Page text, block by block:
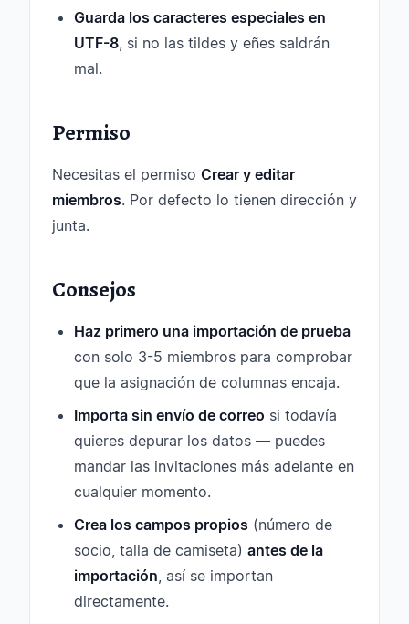
Guarda los caracteres especiales en
UTF-8, si no las tildes y eñes saldrán
mal.
Permiso
Necesitas el permiso Crear y editar
miembros. Por defecto lo tienen dirección y
junta.
Consejos
Haz primero una importación de prueba
con solo 3-5 miembros para comprobar
que la asignación de columnas encaja.
Importa sin envío de correo si todavía
quieres depurar los datos — puedes
mandar las invitaciones más adelante en
cualquier momento.
Crea los campos propios (número de
socio, talla de camiseta) antes de la
importación, así se importan
directamente.